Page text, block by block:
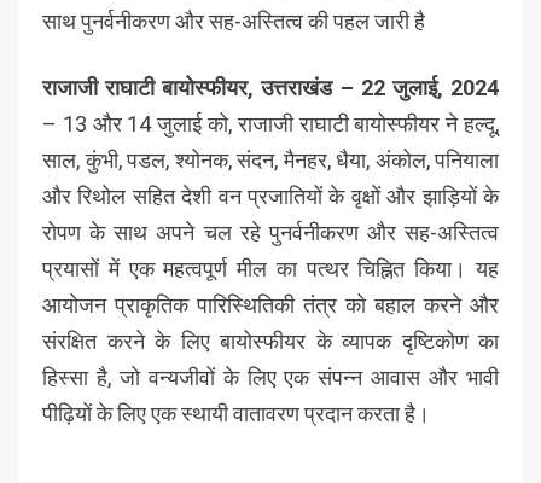
साथ पुनर्वनीकरण और सह-अस्तित्व की पहल जारी है
राजाजी राघाटी बायोस्फीयर, उत्तराखंड – 22 जुलाई, 2024
– 13 और 14 जुलाई को, राजाजी राघाटी बायोस्फीयर ने हल्दू,
साल, कुंभी, पडल, श्योनक, संदन, मैनहर, धैया, अंकोल, पनियाला
और रिथोल सहित देशी वन प्रजातियों के वृक्षों और झाड़ियों के
रोपण के साथ अपने चल रहे पुनर्वनीकरण और सह-अस्तित्व
प्रयासों में एक महत्वपूर्ण मील का पत्थर चिह्नित किया। यह
आयोजन प्राकृतिक पारिस्थितिकी तंत्र को बहाल करने और
संरक्षित करने के लिए बायोस्फीयर के व्यापक दृष्टिकोण का
हिस्सा है, जो वन्यजीवों के लिए एक संपन्न आवास और भावी
पीढ़ियों के लिए एक स्थायी वातावरण प्रदान करता है।